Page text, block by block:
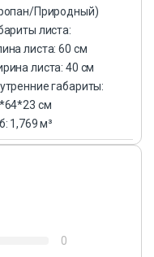
Природный)
листа:
листа: 60 см
листа: 40 см
габариты:
см
1,769 м³
0